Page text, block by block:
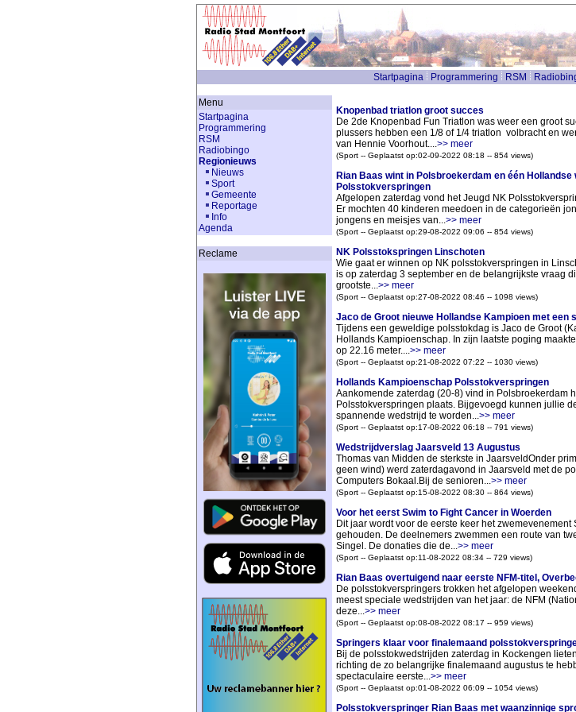
Startpagina Programmering RSM
Menu
Startpagina
Programmering
RSM
Radiobingo
Regionieuws
Nieuws
Sport
Gemeente
Reportage
Info
Agenda
Reclame
Knopenbad triatlon groot succes
De 2de Knopenbad Fun Triatlon was weer een groot
plussers hebben een 1/8 of 1/4 triatlon volbracht en
van Hennie Voorhout....>> meer
(Sport -- Geplaatst op:02-09-2022 08:18 -- 854 views)
Rian Baas wint in Polsbroekerdam en één Hollandse
Polsstokverspringen
Afgelopen zaterdag vond het Jeugd NK
Er mochten 40 kinderen meedoen in de categorieën
jongens en meisjes van...>> meer
(Sport -- Geplaatst op:29-08-2022 09:06 -- 854 views)
NK Polsstokspringen Linschoten
Wie gaat er winnen op NK polsstokverspringen in
is op zaterdag 3 september en de belangrijkste vraag
grootste...>> meer
(Sport -- Geplaatst op:27-08-2022 08:46 -- 1098 views)
Jaco de Groot nieuwe Hollandse Kampioen met een
Tijdens een geweldige polsstokdag is Jaco de Groot
Hollands Kampioenschap. In zijn laatste poging
op 22.16 meter....>> meer
(Sport -- Geplaatst op:21-08-2022 07:22 -- 1030 views)
Hollands Kampioenschap Polsstokverspringen
Aankomende zaterdag (20-8) vind in Polsbroekerdam
Polsstokverspringen plaats. Bijgevoegd kunnen jullie
spannende wedstrijd te worden...>> meer
(Sport -- Geplaatst op:17-08-2022 06:18 -- 791 views)
Wedstrijdverslag Jaarsveld 13 Augustus
Thomas van Midden de sterkste in JaarsveldOnder
geen wind) werd zaterdagavond in Jaarsveld met de
Computers Bokaal.Bij de senioren...>> meer
(Sport -- Geplaatst op:15-08-2022 08:30 -- 864 views)
Voor het eerst Swim to Fight Cancer in Woerden
Dit jaar wordt voor de eerste keer het
gehouden. De deelnemers zwemmen een route van
Singel. De donaties die de...>> meer
(Sport -- Geplaatst op:11-08-2022 08:34 -- 729 views)
Rian Baas overtuigend naar eerste NFM-titel,
De polsstokverspringers trokken het afgelopen
meest speciale wedstrijden van het jaar: de NFM
deze...>> meer
(Sport -- Geplaatst op:08-08-2022 08:17 -- 959 views)
Springers klaar voor finalemaand
Bij de polsstokwedstrijden zaterdag in Kockengen
richting de zo belangrijke finalemaand augustus te
spectaculaire eerste...>> meer
(Sport -- Geplaatst op:01-08-2022 06:09 -- 1054 views)
Polsstokverspringer Rian Baas met waanzinnige